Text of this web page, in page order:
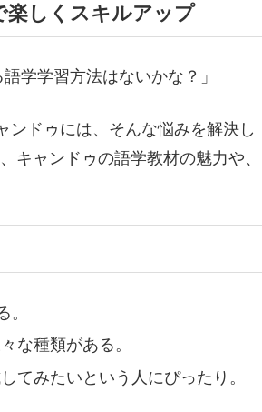
楽しくスキルアップ
学学習方法はないかな？」
ンドゥには、そんな悩みを解決し
キャンドゥの語学教材の魅力や、
な種類がある。
てみたいという人にぴったり。